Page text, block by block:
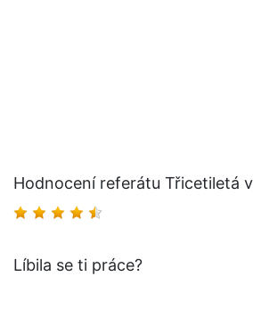
Hodnocení referátu Třicetiletá
Líbila se ti práce?